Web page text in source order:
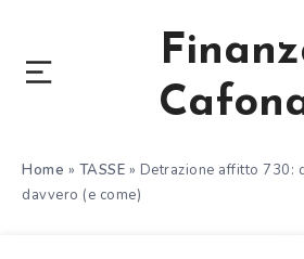
Home » TASSE » Detrazione affitto 730:
davvero (e come)